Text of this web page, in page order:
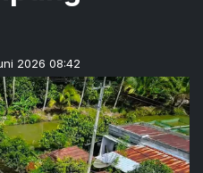
2026 08:42